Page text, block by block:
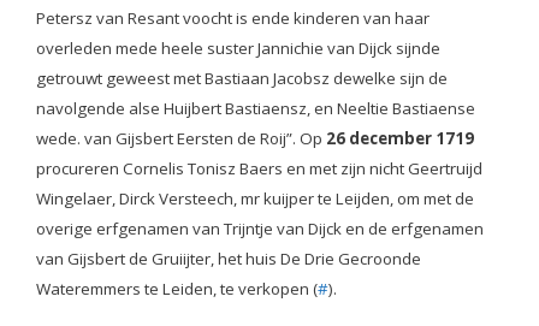
Petersz van Resant voocht is ende kinderen van haar
overleden mede heele suster Jannichie van Dijck sijnde
getrouwt geweest met Bastiaan Jacobsz dewelke sijn de
navolgende alse Huijbert Bastiaensz, en Neeltie Bastiaense
wede. van Gijsbert Eersten de Roij”. Op 26 december 1719
procureren Cornelis Tonisz Baers en met zijn nicht Geertruijd
Wingelaer, Dirck Versteech, mr kuijper te Leijden, om met de
overige erfgenamen van Trijntje van Dijck en de erfgenamen
van Gijsbert de Gruiijter, het huis De Drie Gecroonde
Wateremmers te Leiden, te verkopen (#).